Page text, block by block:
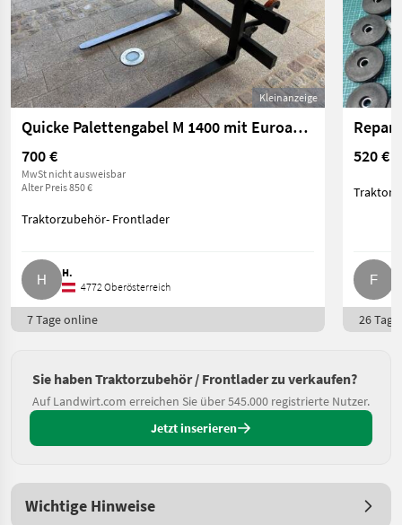
Kleinanzeige
Quicke Palettengabel M 1400 mit Euroaufnahme
700 €
MwSt nicht ausweisbar
Alter Preis 850 €
Traktorzubehör- Frontlader
H.
4772 Oberösterreich
7 Tage online
520 €
26
Sie haben Traktorzubehör / Frontlader zu verkaufen?
Auf Landwirt.com erreichen Sie über 545.000 registrierte Nutzer.
Jetzt inserieren
Wichtige Hinweise